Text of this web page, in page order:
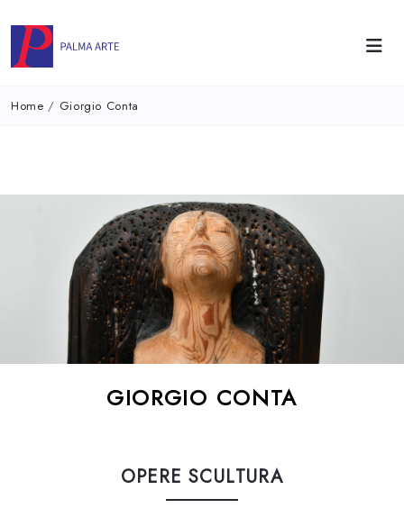
Home / Giorgio Conta
GIORGIO CONTA
OPERE SCULTURA